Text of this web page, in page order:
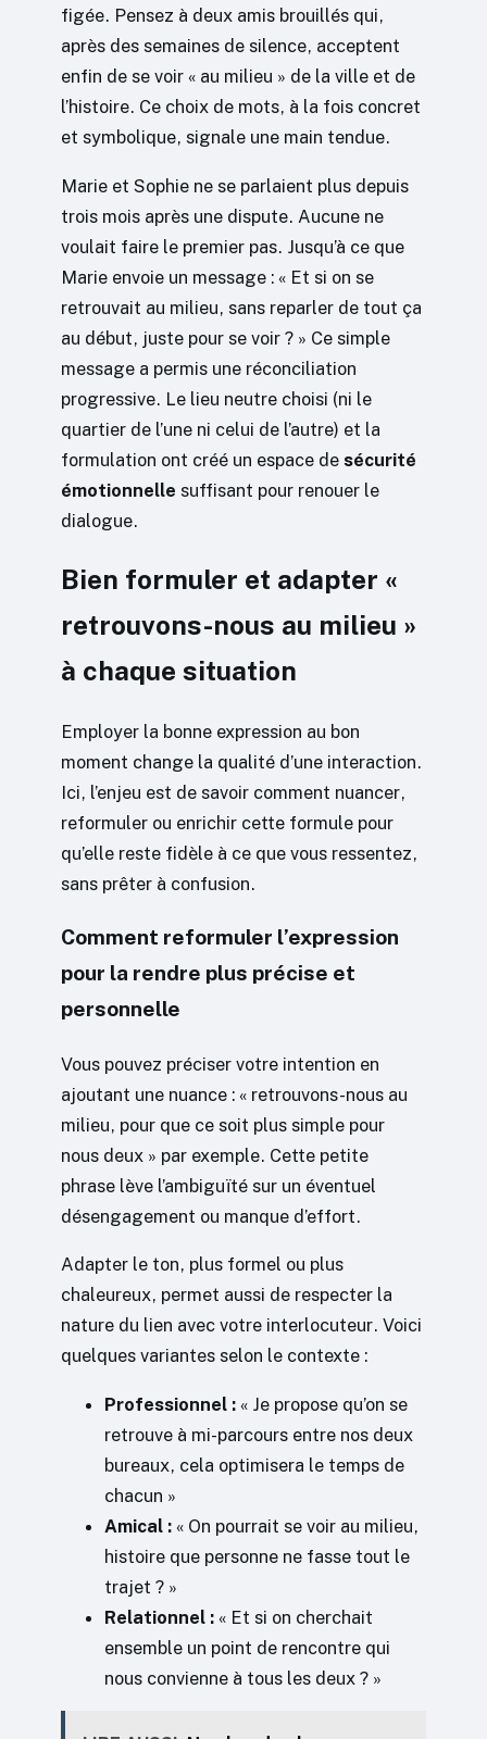
figée. Pensez à deux amis brouillés qui,
après des semaines de silence, acceptent
enfin de se voir « au milieu » de la ville et de
l’histoire. Ce choix de mots, à la fois concret
et symbolique, signale une main tendue.
Marie et Sophie ne se parlaient plus depuis
trois mois après une dispute. Aucune ne
voulait faire le premier pas. Jusqu’à ce que
Marie envoie un message : « Et si on se
retrouvait au milieu, sans reparler de tout ça
au début, juste pour se voir ? » Ce simple
message a permis une réconciliation
progressive. Le lieu neutre choisi (ni le
quartier de l’une ni celui de l’autre) et la
formulation ont créé un espace de sécurité
émotionnelle suffisant pour renouer le
dialogue.
Bien formuler et adapter «
retrouvons-nous au milieu »
à chaque situation
Employer la bonne expression au bon
moment change la qualité d’une interaction.
Ici, l’enjeu est de savoir comment nuancer,
reformuler ou enrichir cette formule pour
qu’elle reste fidèle à ce que vous ressentez,
sans prêter à confusion.
Comment reformuler l’expression
pour la rendre plus précise et
personnelle
Vous pouvez préciser votre intention en
ajoutant une nuance : « retrouvons-nous au
milieu, pour que ce soit plus simple pour
nous deux » par exemple. Cette petite
phrase lève l’ambiguïté sur un éventuel
désengagement ou manque d’effort.
Adapter le ton, plus formel ou plus
chaleureux, permet aussi de respecter la
nature du lien avec votre interlocuteur. Voici
quelques variantes selon le contexte :
Professionnel : « Je propose qu’on se
retrouve à mi-parcours entre nos deux
bureaux, cela optimisera le temps de
chacun »
Amical : « On pourrait se voir au milieu,
histoire que personne ne fasse tout le
trajet ? »
Relationnel : « Et si on cherchait
ensemble un point de rencontre qui
nous convienne à tous les deux ? »